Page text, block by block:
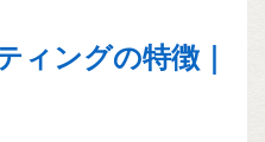
ィングの特徴｜